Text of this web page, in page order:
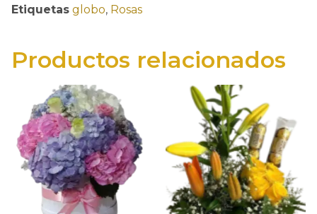
Etiquetas globo, Rosas
Productos relacionados